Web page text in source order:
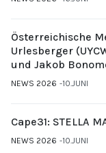
Österreichische
Urlesberger
und Jakob
Gubi (UYCMo)
NEWS 2026 10.JUNI
Cape31: STELLA
NEWS 2026 10.JUNI